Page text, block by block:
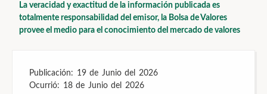
La veracidad y exactitud de la información publicada es
totalmente responsabilidad del emisor, la Bolsa de Valores
provee el medio para el conocimiento del mercado de valores
Publicación: 19 de Junio del 2026
Ocurrió: 18 de Junio del 2026